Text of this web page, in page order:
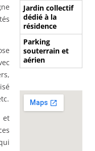
Jardin collectif
dédié à la
résidence
Parking
souterrain et
aérien